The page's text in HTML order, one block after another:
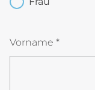
Vorname *